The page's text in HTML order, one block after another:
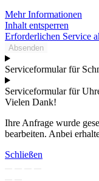
Mehr Informationen
Inhalt entsperren
Erforderlichen Service
Absenden
Serviceformular für
Serviceformular für
Vielen Dank!
Ihre Anfrage wurde
bearbeiten. Anbei
Schließen